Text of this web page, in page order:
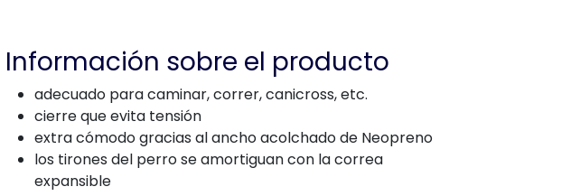
Información sobre el producto
adecuado para caminar, correr, canicross, etc.
cierre que evita tensión
extra cómodo gracias al ancho acolchado de Neopreno
los tirones del perro se amortiguan con la correa
expansible